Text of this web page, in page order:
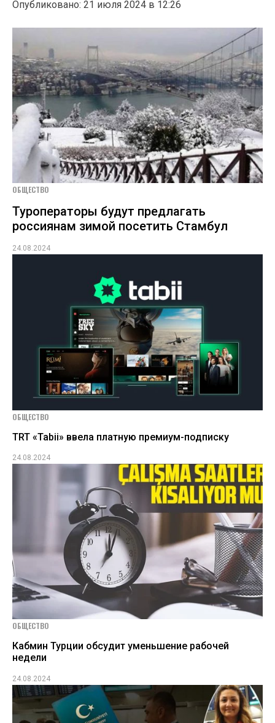
Опубликовано: 21 июля 2024 в 12:26
ОБЩЕСТВО
Туроператоры будут предлагать
россиянам зимой посетить Стамбул
24.08.2024
ОБЩЕСТВО
TRT «Tabii» ввела платную премиум-подписку
24.08.2024
ОБЩЕСТВО
Кабмин Турции обсудит уменьшение рабочей
недели
24.08.2024